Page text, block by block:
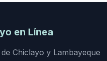
en Línea
Chiclayo y Lambayeque